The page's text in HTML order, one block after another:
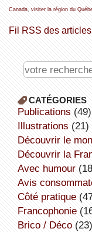
Canada, visiter la région du
Fil RSS des
CATÉGORIES
publications (49)
illustrations (21)
découvrir le
découvrir la
avec humour
avis
côté pratique
Francophonie
Brico / Déco(23)